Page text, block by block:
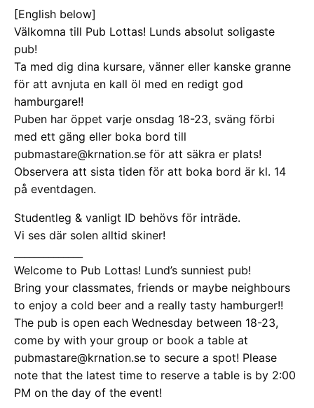
[English below]
Välkomna till Pub Lottas! Lunds absolut soligaste
pub!
Ta med dig dina kursare, vänner eller kanske granne
för att avnjuta en kall öl med en redigt god
hamburgare!!
Puben har öppet varje onsdag 18-23, sväng förbi
med ett gäng eller boka bord till
pubmastare@krnation.se för att säkra er plats!
Observera att sista tiden för att boka bord är kl. 14
på eventdagen.
Studentleg & vanligt ID behövs för inträde.
Vi ses där solen alltid skiner!
Welcome to Pub Lottas! Lund’s sunniest pub!
Bring your classmates, friends or maybe neighbours
to enjoy a cold beer and a really tasty hamburger!!
The pub is open each Wednesday between 18-23,
come by with your group or book a table at
pubmastare@krnation.se to secure a spot! Please
note that the latest time to reserve a table is by 2:00
PM on the day of the event!